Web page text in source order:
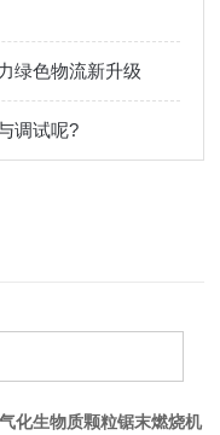
绿色物流新升级
调试呢?
化生物质颗粒锯末燃烧机